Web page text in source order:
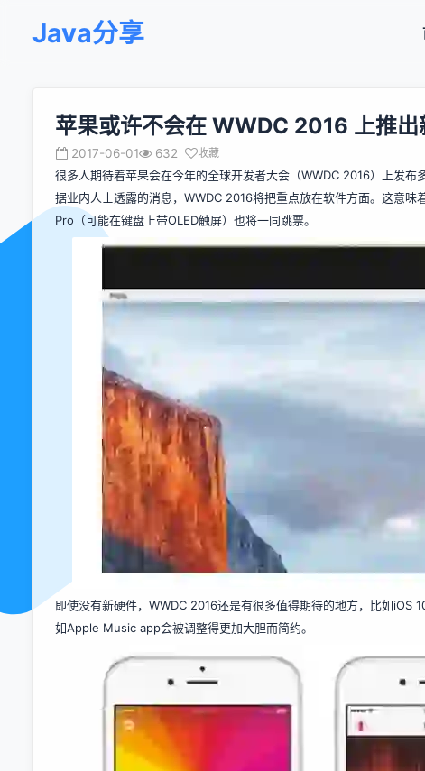
Java分享
苹果或许不会在 WWDC 2016 上推出
2017-06-01 632 收藏
很多人期待着苹果会在今年的全球开发者大会（WWDC 2016）上发
据业内人士透露的消息，WWDC 2016将把重点放在软件方面。这意
Pro（可能在键盘上带OLED触屏）也将一同跳票。
即使没有新硬件，WWDC 2016还是有很多值得期待的地方，比如iOS
如Apple Music app会被调整得更加大胆而简约。